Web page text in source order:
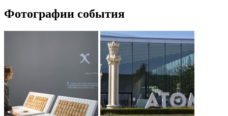
Фотографии события